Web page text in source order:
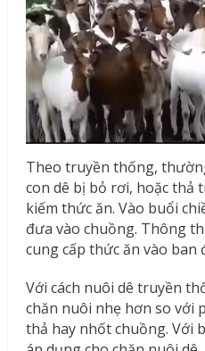
Theo truyền thống,
con dê bị bỏ rơi, hoặc
kiếm thức ăn. Vào buổi
đưa vào chuồng. Thông
cung cấp thức ăn vào ban
Với cách nuôi dê truyền
chăn nuôi nhẹ hơn so với
thả hay nhốt chuồng. Với